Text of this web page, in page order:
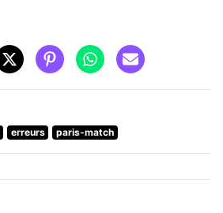
erreurs paris-match